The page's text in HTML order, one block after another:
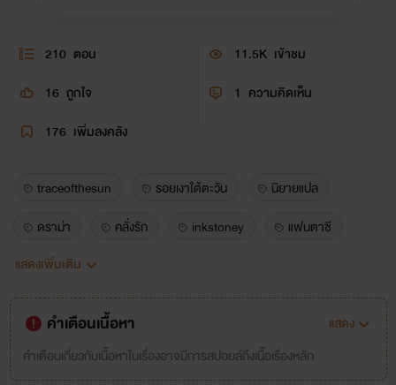
210 ตอน 11.5K เข้าชม
16 ถูกใจ 1 ความคิดเห็น
176 เพิ่มลงคลัง
traceofthesun รอยเงาใต้ตะวัน
นิยายแปล
ดราม่า
คลั่งรัก inkstoney
แฟนตาซี
ฮันเตอร์
พระเอกโบ้
แสดงเพิ่มเติม
คำเตือนเนื้อหา
แสดง
คำเตือนเกี่ยวกับเนื้อหาในเรื่องอาจมีการสปอยล์ถึงเนื้อเรื่องหลัก